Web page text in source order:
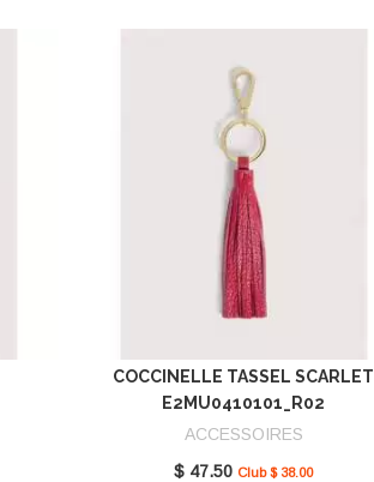
COCCINELLE TASSEL SCARLET
E2MU0410101_R02
ACCESSOIRES
$ 47.50 Club $ 38.00